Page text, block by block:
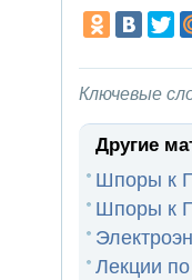
Ключевые
Другие
Шпоры к
Шпоры к
Лекции